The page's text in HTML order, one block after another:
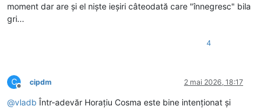
moment dar are și el niște ieșiri câteodată care "înnegresc" bila
gri...
4
C
Deconectat
cipdm 2 mai 2026, 18:17
@vladb Într-adevăr Horațiu Cosma este bine intenționat și